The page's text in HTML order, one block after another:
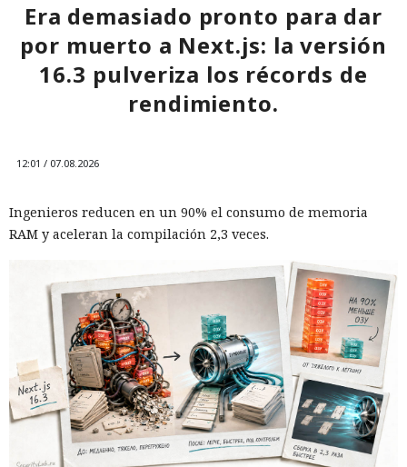
Era demasiado pronto para dar
por muerto a Next.js: la versión
16.3 pulveriza los récords de
rendimiento.
12:01 / 07.08.2026
Ingenieros reducen en un 90% el consumo de memoria
RAM y aceleran la compilación 2,3 veces.